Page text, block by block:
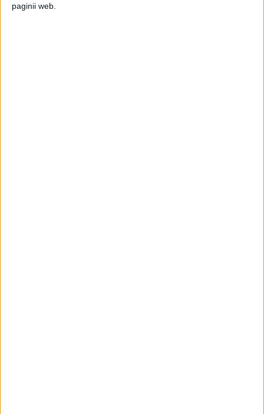
paginii web.
partea de graniță cu